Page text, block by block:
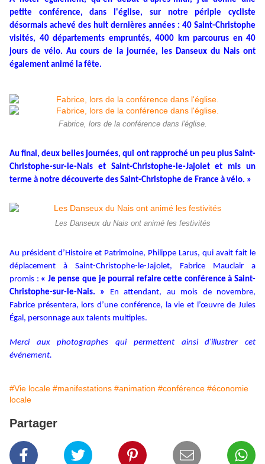
petite conférence, dans l'église, sur notre périple cycliste
désormais achevé des huit dernières années : 40 Saint-Christophe
visités, 40 départements empruntés, 4000 km parcourus en 40
jours de vélo. Au cours de la journée, les Danseux du Nais ont
également animé la fête.
Fabrice, lors de la conférence dans l'église.
Au final, deux belles journées, qui ont rapproché un peu plus Saint-
Christophe-sur-le-Nais et Saint-Christophe-le-Jajolet et mis un
terme à notre découverte des Saint-Christophe de France à vélo. »
Les Danseux du Nais ont animé les festivités
Au président d’Histoire et Patrimoine, Philippe Larus, qui avait fait le
déplacement à Saint-Christophe-le-Jajolet, Fabrice Mauclair a
promis : « Je pense que je pourrai refaire cette conférence à Saint-
Christophe-sur-le-Nais. » En attendant, au mois de novembre,
Fabrice présentera, lors d’une conférence, la vie et l’œuvre de Jules
Égal, personnage aux talents multiples.
Merci aux photographes qui permettent ainsi d'illustrer cet
événement.
#Vie locale #manifestations #animation #conférence #économie
locale
Partager